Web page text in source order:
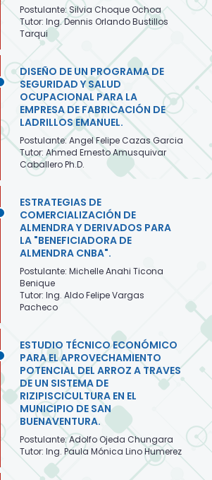
Postulante: Silvia Choque Ochoa
Tutor: Ing. Dennis Orlando Bustillos
Tarqui
DISEÑO DE UN PROGRAMA DE
SEGURIDAD Y SALUD
OCUPACIONAL PARA LA
EMPRESA DE FABRICACIÓN DE
LADRILLOS EMANUEL.
Postulante: Angel Felipe Cazas Garcia
Tutor: Ahmed Ernesto Amusquivar
Caballero Ph.D.
ESTRATEGIAS DE
COMERCIALIZACIÓN DE
ALMENDRA Y DERIVADOS PARA
LA "BENEFICIADORA DE
ALMENDRA CNBA".
Postulante: Michelle Anahi Ticona
Benique
Tutor: Ing. Aldo Felipe Vargas
Pacheco
ESTUDIO TÉCNICO ECONÓMICO
PARA EL APROVECHAMIENTO
POTENCIAL DEL ARROZ A TRAVES
DE UN SISTEMA DE
RIZIPISCICULTURA EN EL
MUNICIPIO DE SAN
BUENAVENTURA.
Postulante: Adolfo Ojeda Chungara
Tutor: Ing. Paula Mónica Lino Humerez